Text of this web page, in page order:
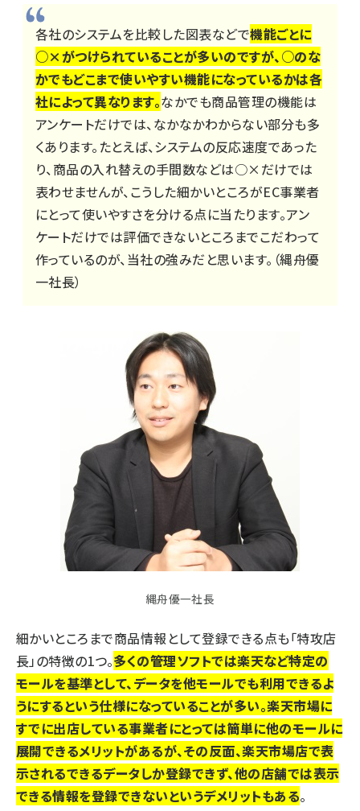
各社のシステムを比較した図表などで機能ごとに
○×がつけられていることが多いのですが、○のな
かでもどこまで使いやすい機能になっているかは各
社によって異なります。なかでも商品管理の機能は
アンケートだけでは、なかなかわからない部分も多
くあります。たとえば、システムの反応速度であった
り、商品の入れ替えの手間数などは○×だけでは
表わせませんが、こうした細かいところがEC事業者
にとって使いやすさを分ける点に当たります。アン
ケートだけでは評価できないところまでこだわって
作っているのが、当社の強みだと思います。（縄舟優
一社長）
縄舟優一社長
細かいところまで商品情報として登録できる点も「特攻店
長」の特徴の1つ。多くの管理ソフトでは楽天など特定の
モールを基準として、データを他モールでも利用できるよ
うにするという仕様になっていることが多い。楽天市場に
すでに出店している事業者にとっては簡単に他のモールに
展開できるメリットがあるが、その反面、楽天市場店で表
示されるできるデータしか登録できず、他の店舗では表示
できる情報を登録できないというデメリットもある。